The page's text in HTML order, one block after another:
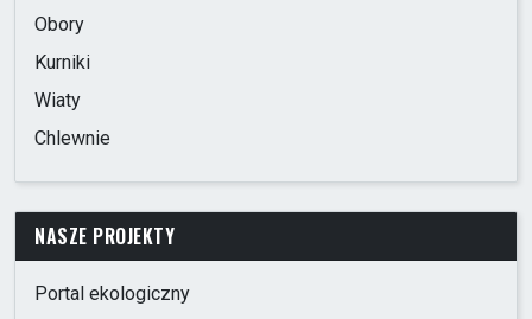
Obory
Kurniki
Wiaty
Chlewnie
NASZE PROJEKTY
Portal ekologiczny